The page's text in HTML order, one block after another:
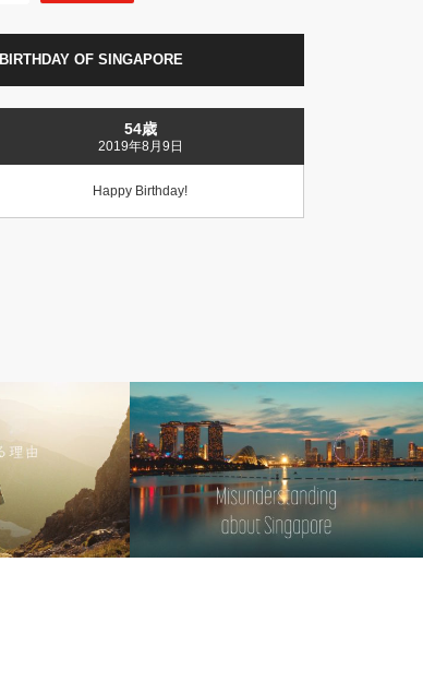
BIRTHDAY OF SINGAPORE
54歳
2019年8月9日
Happy Birthday!